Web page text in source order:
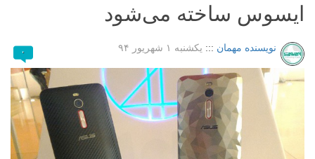
ایسوس ساخته می‌شود
نویسنده مهمان ::: یکشنبه ۱ شهریور ۹۴ ۰